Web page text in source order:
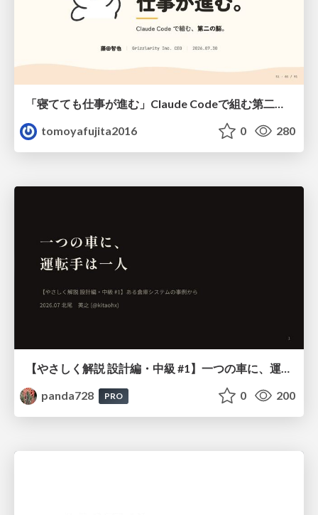
「寝てても仕事が進む」Claude Codeで組む第二の脳
tomoyafujita2016
0 280
【やさしく解説 設計編・中級 #1】一つの車に、運転手は一人 ～ある倉庫システムの事例から～
panda728
PRO 0 200